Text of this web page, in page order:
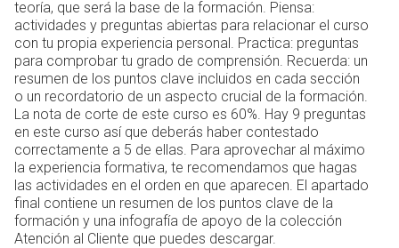
teoría, que será la base de la formación. Piensa:
actividades y preguntas abiertas para relacionar el curso
con tu propia experiencia personal. Practica: preguntas
para comprobar tu grado de comprensión. Recuerda: un
resumen de los puntos clave incluidos en cada sección
o un recordatorio de un aspecto crucial de la formación.
La nota de corte de este curso es 60%. Hay 9 preguntas
en este curso así que deberás haber contestado
correctamente a 5 de ellas. Para aprovechar al máximo
la experiencia formativa, te recomendamos que hagas
las actividades en el orden en que aparecen. El apartado
final contiene un resumen de los puntos clave de la
formación y una infografía de apoyo de la colección
Atención al Cliente que puedes descargar.